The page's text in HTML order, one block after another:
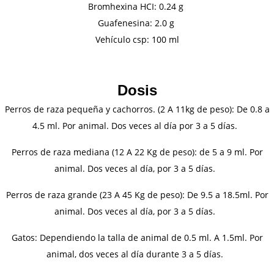
Bromhexina HCI: 0.24 g
Guafenesina: 2.0 g
Vehículo csp: 100 ml
Dosis
Perros de raza pequeña y cachorros. (2 A 11kg de peso): De 0.8 a
4.5 ml. Por animal. Dos veces al día por 3 a 5 días.
Perros de raza mediana (12 A 22 Kg de peso): de 5 a 9 ml. Por
animal. Dos veces al día, por 3 a 5 días.
Perros de raza grande (23 A 45 Kg de peso): De 9.5 a 18.5ml. Por
animal. Dos veces al día, por 3 a 5 días.
Gatos: Dependiendo la talla de animal de 0.5 ml. A 1.5ml. Por
animal, dos veces al día durante 3 a 5 días.